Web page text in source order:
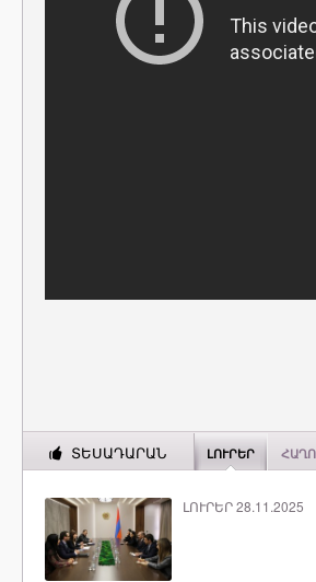
ՏԵՍԱԴԱՐԱՆ ԼՈՒՐԵՐ
ԼՈՒՐԵՐ 28.11.2025